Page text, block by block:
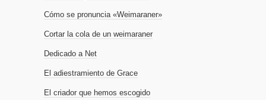
Cómo se pronuncia «Weimaraner»
Cortar la cola de un weimaraner
Dedicado a Net
El adiestramiento de Grace
El criador que hemos escogido